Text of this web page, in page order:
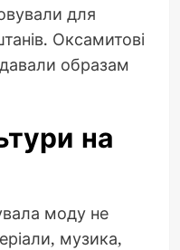
для
Оксамитові
образам
на
моду не
музика,